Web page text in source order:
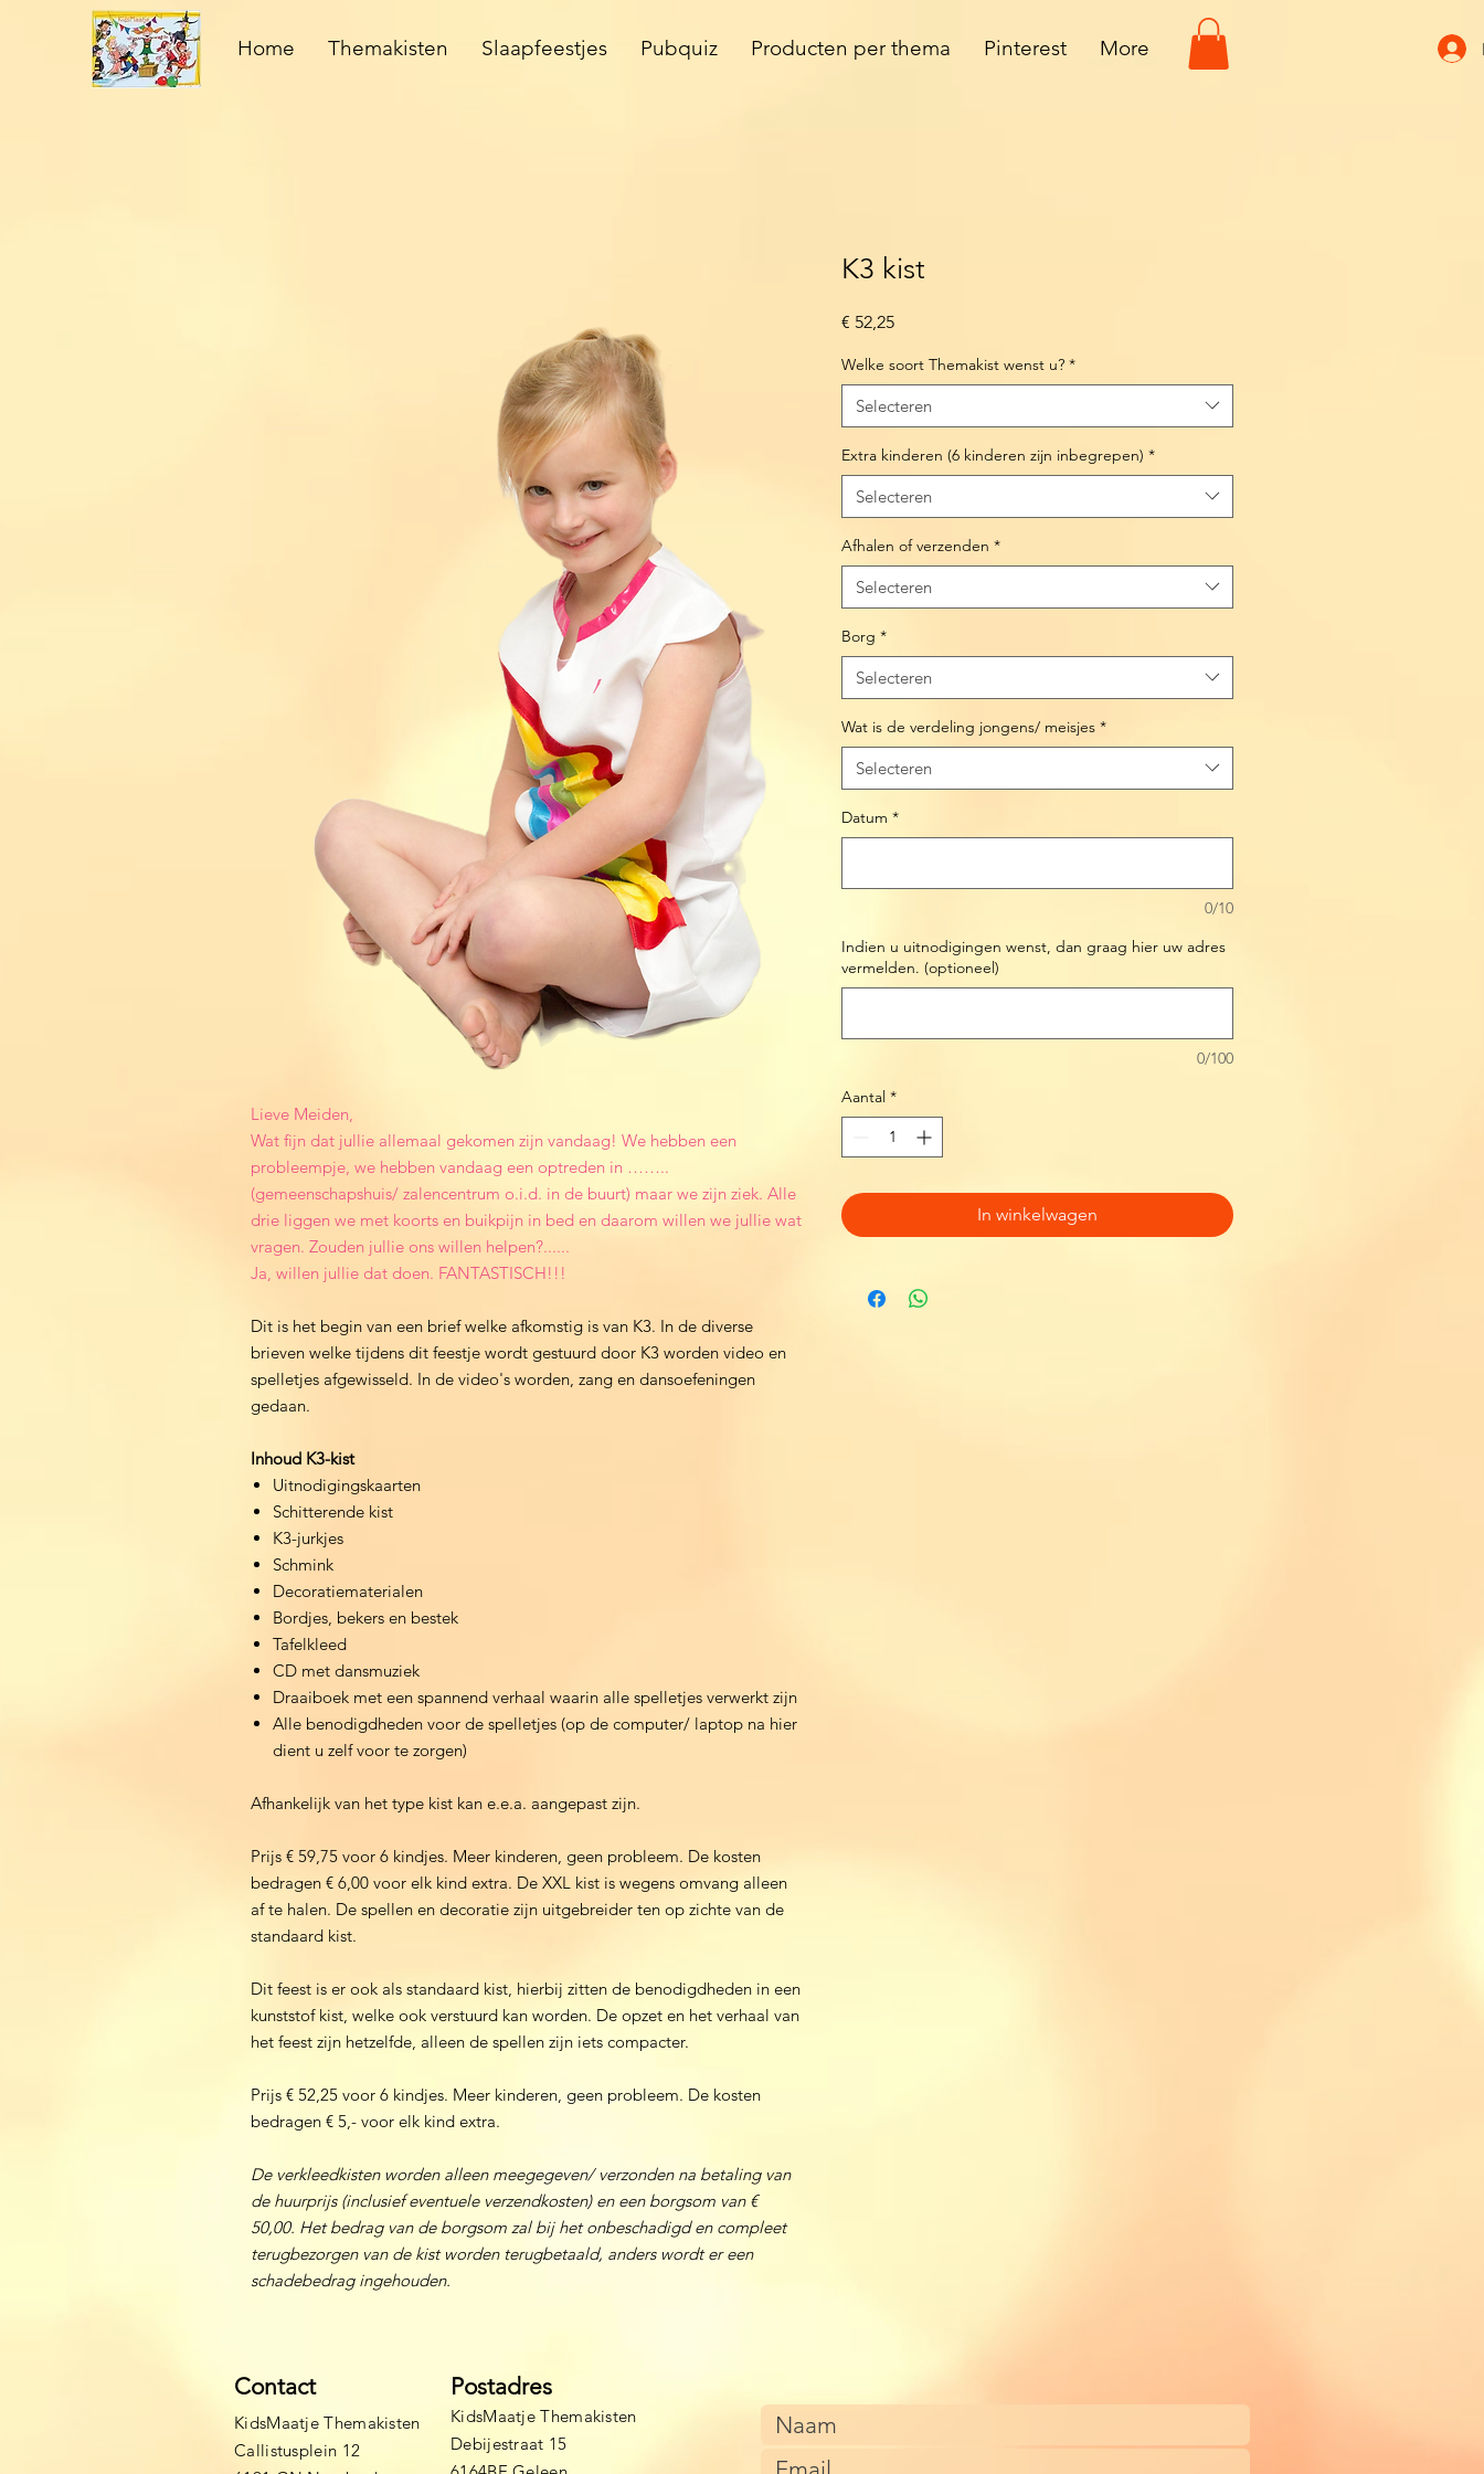
Home Themakisten Slaapfeestjes Pubquiz Producten per thema Pinterest More
Lieve Meiden,
Wat fijn dat jullie allemaal gekomen zijn vandaag! We hebben een
probleempje, we hebben vandaag een optreden in ……..
(gemeenschapshuis/ zalencentrum o.i.d. in de buurt) maar we zijn ziek. Alle
drie liggen we met koorts en buikpijn in bed en daarom willen we jullie wat
vragen. Zouden jullie ons willen helpen?......
Ja, willen jullie dat doen. FANTASTISCH!!!
Dit is het begin van een brief welke afkomstig is van K3. In de diverse
brieven welke tijdens dit feestje wordt gestuurd door K3 worden video en
spelletjes afgewisseld. In de video's worden, zang en dansoefeningen
gedaan.
Inhoud K3-kist
Uitnodigingskaarten
Schitterende kist
K3-jurkjes
Schmink
Decoratiematerialen
Bordjes, bekers en bestek
Tafelkleed
CD met dansmuziek
Draaiboek met een spannend verhaal waarin alle spelletjes verwerkt zijn
Alle benodigdheden voor de spelletjes (op de computer/ laptop na hier
dient u zelf voor te zorgen)
Afhankelijk van het type kist kan e.e.a. aangepast zijn.
Prijs € 59,75 voor 6 kindjes. Meer kinderen, geen probleem. De kosten
bedragen € 6,00 voor elk kind extra. De XXL kist is wegens omvang alleen
af te halen. De spellen en decoratie zijn uitgebreider ten op zichte van de
standaard kist.
Dit feest is er ook als standaard kist, hierbij zitten de benodigdheden in een
kunststof kist, welke ook verstuurd kan worden. De opzet en het verhaal van
het feest zijn hetzelfde, alleen de spellen zijn iets compacter.
Prijs € 52,25 voor 6 kindjes. Meer kinderen, geen probleem. De kosten
bedragen € 5,- voor elk kind extra.
De verkleedkisten worden alleen meegegeven/ verzonden na betaling van
de huurprijs (inclusief eventuele verzendkosten) en een borgsom van €
50,00. Het bedrag van de borgsom zal bij het onbeschadigd en compleet
terugbezorgen van de kist worden terugbetaald, anders wordt er een
schadebedrag ingehouden.
K3 kist
€ 52,25Prijs
Welke soort Themakist wenst u? *
Selecteren
Extra kinderen (6 kinderen zijn inbegrepen) *
Selecteren
Afhalen of verzenden *
Selecteren
Borg *
Selecteren
Wat is de verdeling jongens/ meisjes *
Selecteren
Datum *
0/10
Indien u uitnodigingen wenst, dan graag hier uw adres
vermelden. (optioneel)
0/100
Aantal *
In winkelwagen
Contact
KidsMaatje Themakisten
Callistusplein 12
Postadres
KidsMaatje Themakisten
Debijestraat 15